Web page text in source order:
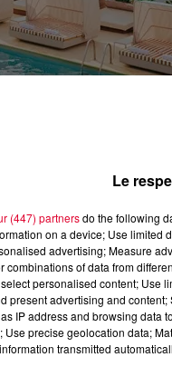
Le
(447) partnersdo the following
on a device; Use limited
advertising; Measure
combinations of data from
personalised content; Use
present advertising and
IP address and browsing data
Use precise geolocation data;
transmitted